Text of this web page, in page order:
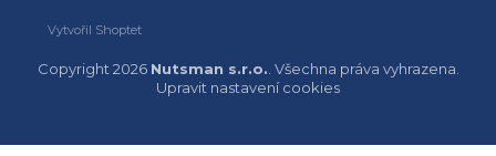
Vytvořil Shoptet
Copyright 2026 Nutsman s.r.o. . Všechna práva vyhrazena.
Upravit nastavení cookies